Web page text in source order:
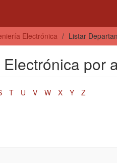
Electrónica Listar
por
T U V W X Y
Z